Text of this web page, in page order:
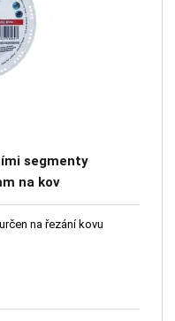
segmenty
na kov
na řezání kovu